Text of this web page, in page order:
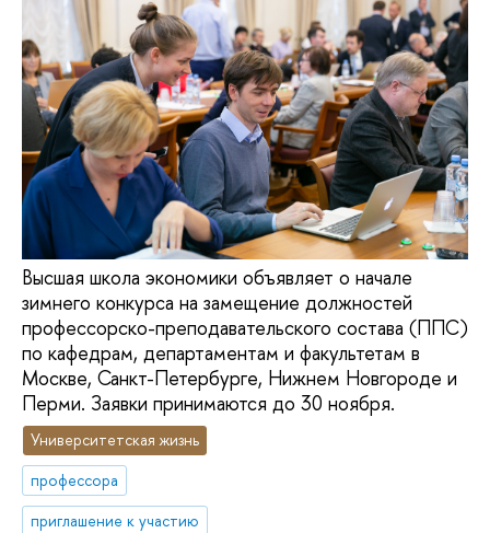
Высшая школа экономики объявляет о начале
зимнего конкурса на замещение должностей
профессорско-преподавательского состава (ППС)
по кафедрам, департаментам и факультетам в
Москве, Санкт-Петербурге, Нижнем Новгороде и
Перми. Заявки принимаются до 30 ноября.
Университетская жизнь
профессора
приглашение к участию